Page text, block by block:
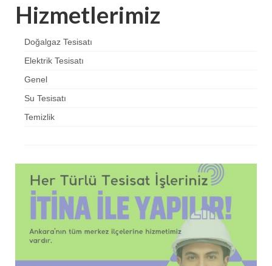
Hizmetlerimiz
Doğalgaz Tesisatı
Elektrik Tesisatı
Genel
Su Tesisatı
Temizlik